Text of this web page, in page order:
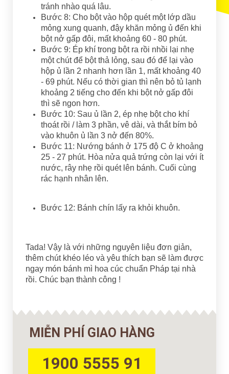
tránh nhào quá lâu.
Bước 8: Cho bột vào hộp quét một lớp dầu
mỏng xung quanh, đậy khăn mỏng ủ đến khi
bột nở gấp đôi, mất khoảng 60 - 80 phút.
Bước 9: Ép khí trong bột ra rồi nhồi lại nhẹ
một chút để bột thả lỏng, sau đó để lại vào
hộp ủ lần 2 nhanh hơn lần 1, mất khoảng 40
- 69 phút. Nếu có thời gian thì nên bỏ tủ lạnh
khoảng 2 tiếng cho đến khi bột nở gấp đôi
thì sẽ ngon hơn.
Bước 10: Sau ủ lần 2, ép nhẹ bột cho khí
thoát rồi / làm 3 phần, vê dài, và thắt bím bỏ
vào khuôn ủ lần 3 nở đến 80%.
Bước 11: Nướng bánh ở 175 độ C ở khoảng
25 - 27 phút. Hòa nửa quả trứng còn lại với ít
nước, rây nhẹ rồi quét lên bánh. Cuối cùng
rác hạnh nhân lên.
Bước 12: Bánh chín lấy ra khỏi khuôn.
Tada! Vậy là với những nguyên liệu đơn giản,
thêm chút khéo léo và yêu thích bạn sẽ làm được
ngay món bánh mì hoa cúc chuẩn Pháp tại nhà
rồi. Chúc bạn thành công !
MIỄN PHÍ GIAO HÀNG
1900 5555 91